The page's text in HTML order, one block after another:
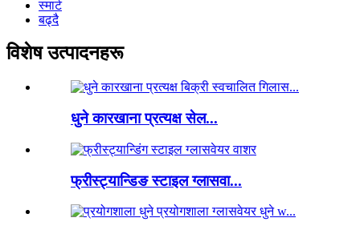
स्मार्ट
बढ्दै
विशेष उत्पादनहरू
धुने कारखाना प्रत्यक्ष सेल...
फ्रीस्ट्यान्डिङ स्टाइल ग्लासवा...